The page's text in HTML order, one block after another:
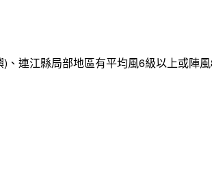
連江縣局部地區有平均風6級以上或陣